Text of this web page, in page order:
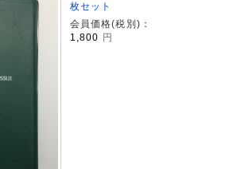
枚セット
会員価格(税別)：
1,800
円